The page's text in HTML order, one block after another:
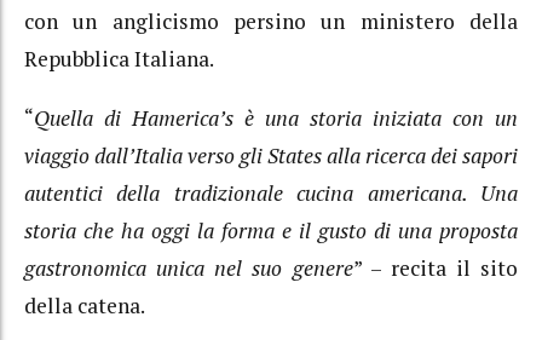
con un anglicismo persino un ministero della
Repubblica Italiana.
“Quella di Hamerica’s è una storia iniziata con un
viaggio dall’Italia verso gli States alla ricerca dei sapori
autentici della tradizionale cucina americana. Una
storia che ha oggi la forma e il gusto di una proposta
gastronomica unica nel suo genere” – recita il sito
della catena.